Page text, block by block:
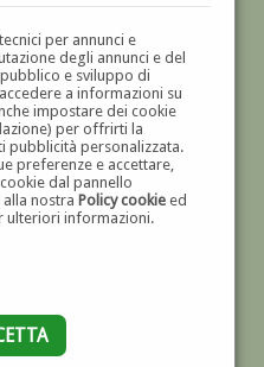
per annunci e
degli annunci e del
e sviluppo di
a informazioni su
impostare dei cookie
per offrirti la
pubblicità personalizzata.
preferenze e accettare,
dal pannello
nostra Policy cookieed
ulteriori informazioni.
'800 E '900